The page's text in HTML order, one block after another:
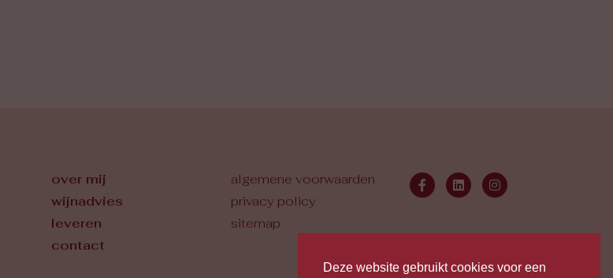
over mij
wijnadvies
leveren
contact
algemene voorwaarden
privacy policy
sitemap
Deze website gebruikt cookies voor een